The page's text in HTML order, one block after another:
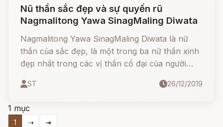
Nũ thần sắc đẹp và sự quyến rũ
Nagmalitong Yawa SinagMaling Diwata
Nagmalitong Yawa SinagMaling Diwata là nữ
thần của sắc đẹp, là một trong ba nữ thần xinh
đẹp nhất trong các vị thần cổ đại của người
ST 26/12/2019
1 mục
1 ⇢ ⇥